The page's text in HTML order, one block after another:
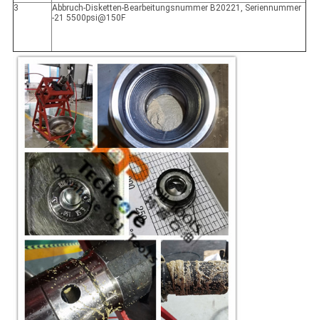
3
Abbruch-Disketten-Bearbeitungsnummer B20221, Seriennummer
-21 5500psi@150F